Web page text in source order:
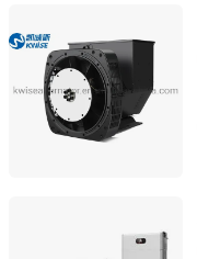
Fujian Kwise Generator
Fujian, China
Guangzhou Shiyang